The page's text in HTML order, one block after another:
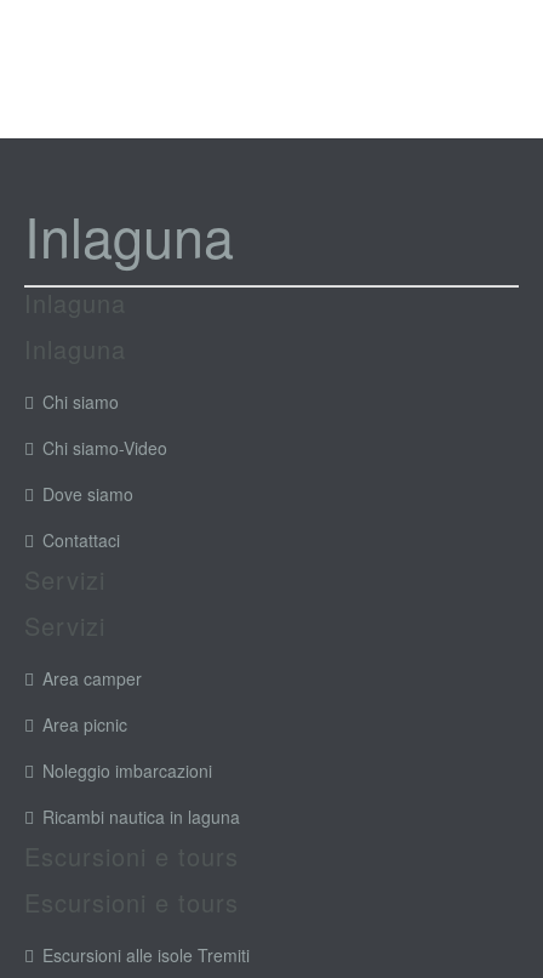
Inlaguna
Chi siamo
Chi siamo-Video
Dove siamo
Contattaci
Area camper
Area picnic
Noleggio imbarcazioni
Ricambi nautica in laguna
Escursioni alle isole Tremiti